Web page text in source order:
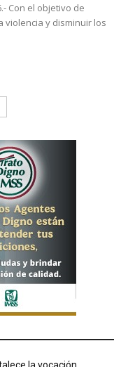
Con el objetivo de
violencia y disminuir los